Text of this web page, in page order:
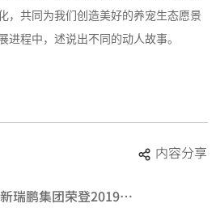
，共同为我们创造美好的养宠生态愿景
进程中，述说出不同的动人故事。
内容分享
未来医疗100强·中国医疗服务榜TOP100